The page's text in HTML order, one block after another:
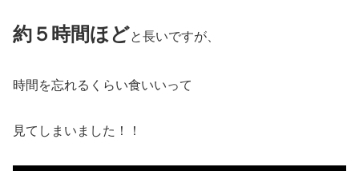
約５時間ほどと長いですが、
時間を忘れるくらい食いいって
見てしまいました！！